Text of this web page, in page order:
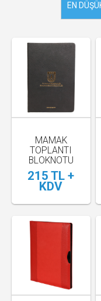
EN
MAMAK
TOPLANTI
BLOKNOTU
(15X21 CM)
215 TL +
KDV